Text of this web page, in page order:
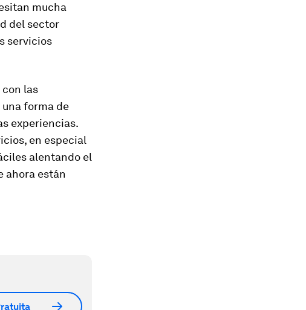
mucha
del sector
servicios
las
forma de
experiencias.
en especial
alentando el
ahora están